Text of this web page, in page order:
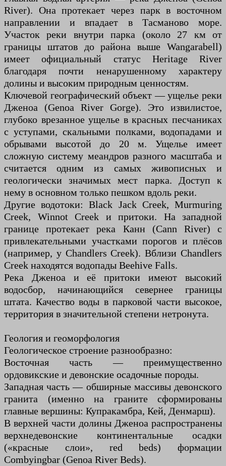
River). Она протекает через парк в восточном
направлении и впадает в Тасманово море.
Участок реки внутри парка (около 27 км от
границы штатов до района выше Wangarabell)
имеет официальный статус Heritage River
благодаря почти ненарушенному характеру
долины и высоким природным ценностям.
Ключевой географический объект — ущелье реки
Дженоа (Genoa River Gorge). Это извилистое,
глубоко врезанное ущелье в красных песчаниках
с уступами, скальными полками, водопадами и
обрывами высотой до 20 м. Ущелье имеет
сложную систему меандров разного масштаба и
считается одним из самых живописных и
геологически значимых мест парка. Доступ к
нему в основном только пешком вдоль реки.
Другие водотоки: Black Jack Creek, Murmuring
Creek, Winnot Creek и притоки. На западной
границе протекает река Канн (Cann River) с
привлекательными участками порогов и плёсов
(например, у Chandlers Creek). Вблизи Chandlers
Creek находятся водопады Beehive Falls.
Река Дженоа и её притоки имеют высокий
водосбор, начинающийся севернее границы
штата. Качество воды в парковой части высокое,
территория в значительной степени нетронута.
Геология и геоморфология
Геологическое строение разнообразно:
Восточная часть — преимущественно
ордовикские и девонские осадочные породы.
Западная часть — обширные массивы девонского
гранита (именно на граните сформированы
главные вершины: Купракамбра, Кей, Денмарш).
В верхней части долины Дженоа распространены
верхнедевонские континентальные осадки
(«красные слои», red beds) формации
Combyingbar (Genoa River Beds).